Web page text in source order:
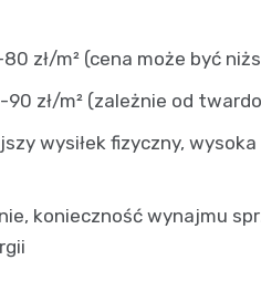
zł/m² (cena może być
zł/m² (zależnie od
wysiłek fizyczny,
konieczność wynajmu